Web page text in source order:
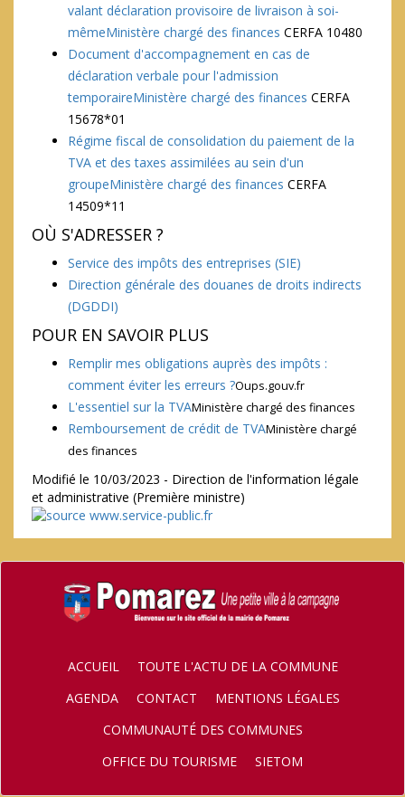
valant déclaration provisoire de livraison à soi-
mêmeMinistère chargé des finances CERFA 10480
Document d'accompagnement en cas de
déclaration verbale pour l'admission
temporaireMinistère chargé des finances CERFA
15678*01
Régime fiscal de consolidation du paiement de la
TVA et des taxes assimilées au sein d'un
groupeMinistère chargé des finances CERFA
14509*11
OÙ S'ADRESSER ?
Service des impôts des entreprises (SIE)
Direction générale des douanes de droits indirects
(DGDDI)
POUR EN SAVOIR PLUS
Remplir mes obligations auprès des impôts :
comment éviter les erreurs ?Oups.gouv.fr
L'essentiel sur la TVAMinistère chargé des finances
Remboursement de crédit de TVAMinistère chargé
des finances
Modifié le 10/03/2023 - Direction de l'information légale
et administrative (Première ministre)
ACCUEIL
TOUTE L'ACTU DE LA COMMUNE
AGENDA
CONTACT
MENTIONS LÉGALES
COMMUNAUTÉ DES COMMUNES
OFFICE DU TOURISME
SIETOM